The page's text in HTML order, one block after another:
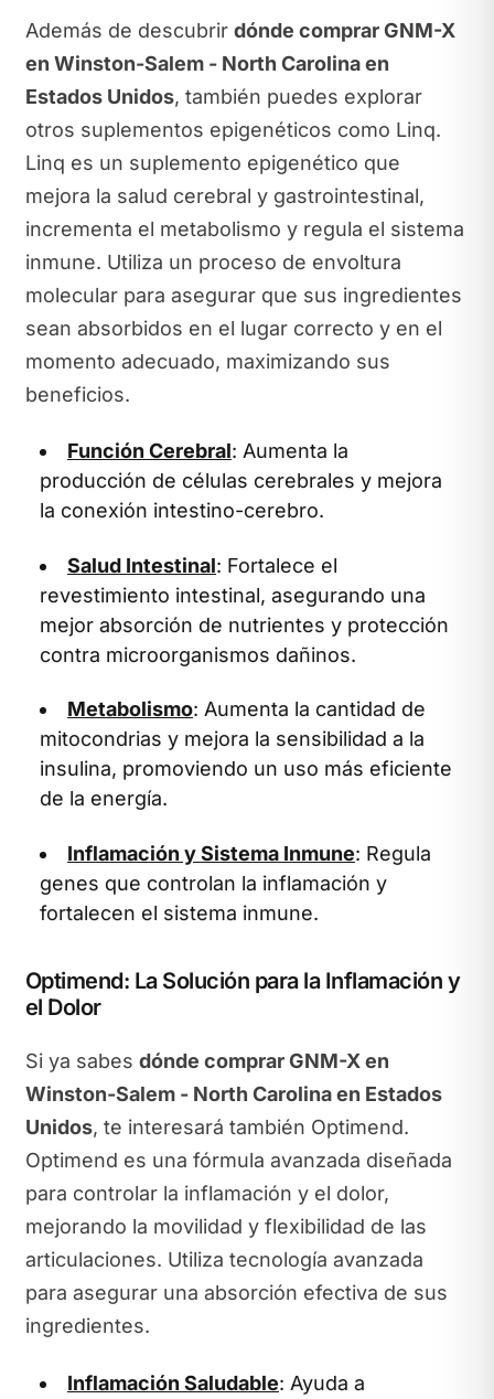
Además de descubrir dónde comprar GNM-X
en Winston-Salem - North Carolina en
Estados Unidos, también puedes explorar
otros suplementos epigenéticos como Linq.
Linq es un suplemento epigenético que
mejora la salud cerebral y gastrointestinal,
incrementa el metabolismo y regula el sistema
inmune. Utiliza un proceso de envoltura
molecular para asegurar que sus ingredientes
sean absorbidos en el lugar correcto y en el
momento adecuado, maximizando sus
beneficios.
Función Cerebral: Aumenta la
producción de células cerebrales y mejora
la conexión intestino-cerebro.
Salud Intestinal: Fortalece el
revestimiento intestinal, asegurando una
mejor absorción de nutrientes y protección
contra microorganismos dañinos.
Metabolismo: Aumenta la cantidad de
mitocondrias y mejora la sensibilidad a la
insulina, promoviendo un uso más eficiente
de la energía.
Inflamación y Sistema Inmune: Regula
genes que controlan la inflamación y
fortalecen el sistema inmune.
Optimend: La Solución para la Inflamación y
el Dolor
Si ya sabes dónde comprar GNM-X en
Winston-Salem - North Carolina en Estados
Unidos, te interesará también Optimend.
Optimend es una fórmula avanzada diseñada
para controlar la inflamación y el dolor,
mejorando la movilidad y flexibilidad de las
articulaciones. Utiliza tecnología avanzada
para asegurar una absorción efectiva de sus
ingredientes.
Inflamación Saludable: Ayuda a